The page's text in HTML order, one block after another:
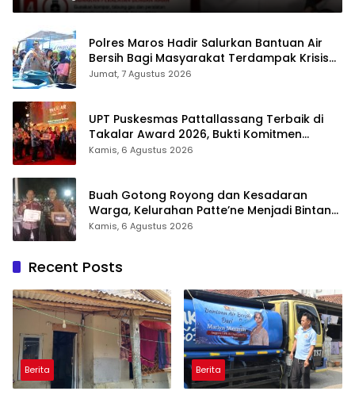
Polres Maros Hadir Salurkan Bantuan Air
Bersih Bagi Masyarakat Terdampak Krisis
Air Bersih Di Maros
Jumat, 7 Agustus 2026
UPT Puskesmas Pattallassang Terbaik di
Takalar Award 2026, Bukti Komitmen
Hadirkan Pelayanan Kesehatan Berkualitas
Kamis, 6 Agustus 2026
Buah Gotong Royong dan Kesadaran
Warga, Kelurahan Patte’ne Menjadi Bintang
Takalar Award 2026
Kamis, 6 Agustus 2026
Recent Posts
Berita Berita